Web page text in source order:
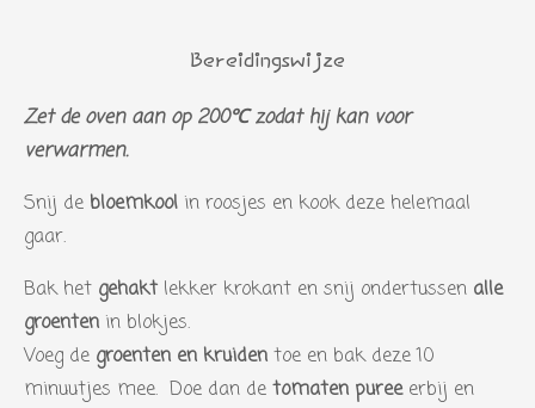
Bereidingswijze
Zet de oven aan op 200℃ zodat hij kan voor
verwarmen.
Snij de bloemkool in roosjes en kook deze helemaal
gaar.
Bak het gehakt lekker krokant en snij ondertussen alle
groenten in blokjes.
Voeg de groenten en kruiden toe en bak deze 10
minuutjes mee. Doe dan de tomaten pureeerbij en